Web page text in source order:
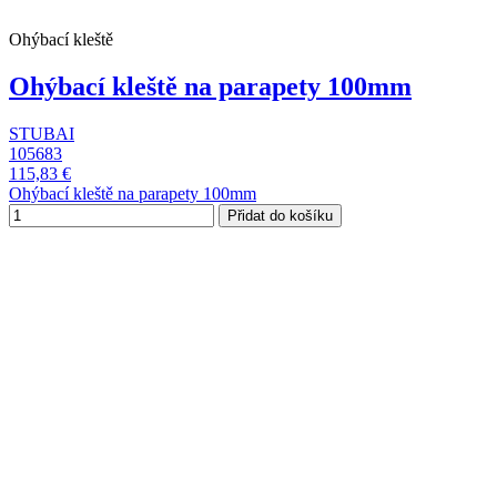
Ohýbací kleště
Ohýbací kleště na parapety 100mm
STUBAI
105683
115,83 €
Ohýbací kleště na parapety 100mm
Přidat do košíku